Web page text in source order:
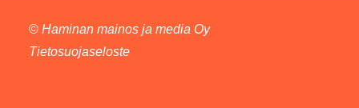
© Haminan mainos ja media Oy
Tietosuojaseloste